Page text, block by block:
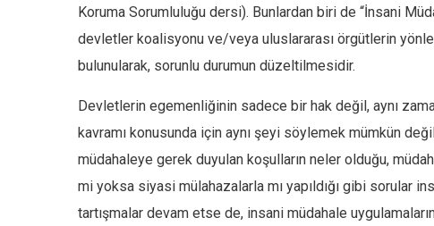
Koruma Sorumluluğu dersi). Bunlardan biri de “İnsani
devletler koalisyonu ve/veya uluslararası örgütlerin
bulunularak, sorunlu durumun düzeltilmesidir.
Devletlerin egemenliğinin sadece bir hak değil, aynı
kavramı konusunda için aynı şeyi söylemek mümkün
müdahaleye gerek duyulan koşulların neler olduğu,
mi yoksa siyasi mülahazalarla mı yapıldığı gibi sorular
tartışmalar devam etse de, insani müdahale